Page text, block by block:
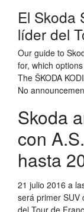
El Skoda
líder del
Our guide to
for, which
The ŠKODA
No
Skoda
con
hasta
21 julio 2016 a
será primer SUV
del Tour de